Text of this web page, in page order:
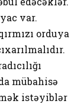
var.
orduya
mübahisə
istəyiblər